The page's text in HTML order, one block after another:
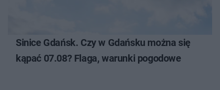
Sinice Gdańsk. Czy w Gdańsku można się
kąpać 07.08? Flaga, warunki pogodowe